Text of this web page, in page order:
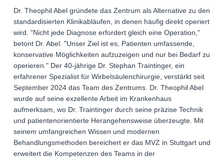
Dr. Theophil Abel gründete das Zentrum als Alternative zu den
standardisierten Klinikabläufen, in denen häufig direkt operiert
wird. "Nicht jede Diagnose erfordert gleich eine Operation,"
betont Dr. Abel. "Unser Ziel ist es, Patienten umfassende,
konservative Möglichkeiten aufzuzeigen und nur bei Bedarf zu
operieren." Der 40-jährige Dr. Stephan Traintinger, ein
erfahrener Spezialist für Wirbelsäulenchirurgie, verstärkt seit
September 2024 das Team des Zentrums. Dr. Theophil Abel
wurde auf seine exzellente Arbeit im Krankenhaus
aufmerksam, wo Dr. Traintinger durch seine präzise Technik
und patientenorientierte Herangehensweise überzeugte. Mit
seinem umfangreichen Wissen und modernen
Behandlungsmethoden bereichert er das MVZ in Stuttgart und
erweitert die Kompetenzen des Teams in der